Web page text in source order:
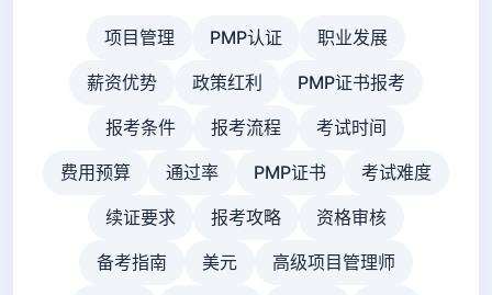
项目管理 PMP认证 职业发展
薪资优势 政策红利 PMP证书报考
报考条件 报考流程 考试时间
费用预算 通过率 PMP证书 考试难度
续证要求 报考攻略 资格审核
备考指南 美元 高级项目管理师